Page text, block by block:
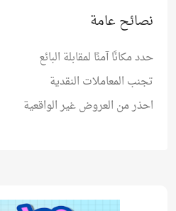
نصائح عامة
حدد مكانًا آمنًا لمقابلة البائع
تجنب المعاملات النقدية
احذر من العروض غير الواقعية